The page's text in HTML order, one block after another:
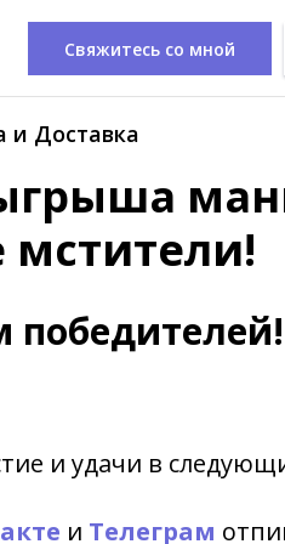
Свяжитесь со мной
и Доставка
мстители!
победителей!
и удачи в
и Телеграм